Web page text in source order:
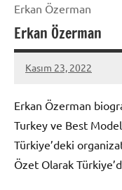
Erkan Özerman
Erkan Özerman
Kasım 23, 2022
admin
Erkan Özerman
Turkey ve Best
Türkiye’deki
Özet Olarak